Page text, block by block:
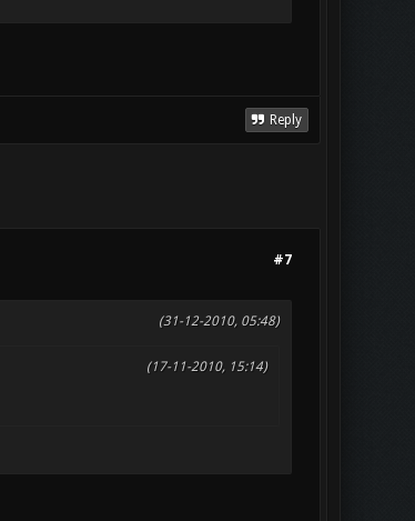
Reply
#7
(31-12-2010, 05:48)
(17-11-2010, 15:14)